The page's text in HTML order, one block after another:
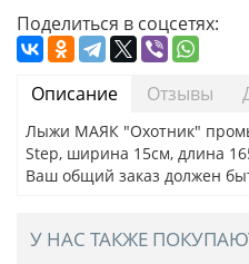
Поделиться в соцсетях:
Описание Отзывы
Лыжи МАЯК "Охотник"
Step, ширина 15см, длина
Ваш общий заказ должен
У НАС ТАКЖЕ